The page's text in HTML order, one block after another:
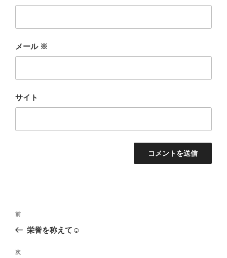
メール ※
サイト
投
ビ
前
の
稿
前
栄誉を称えて☺
次
次